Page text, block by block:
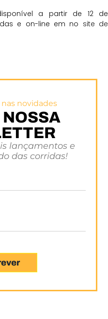
a partir de 12 de
e on-line em no site de
novidades
lançamentos e
das corridas!